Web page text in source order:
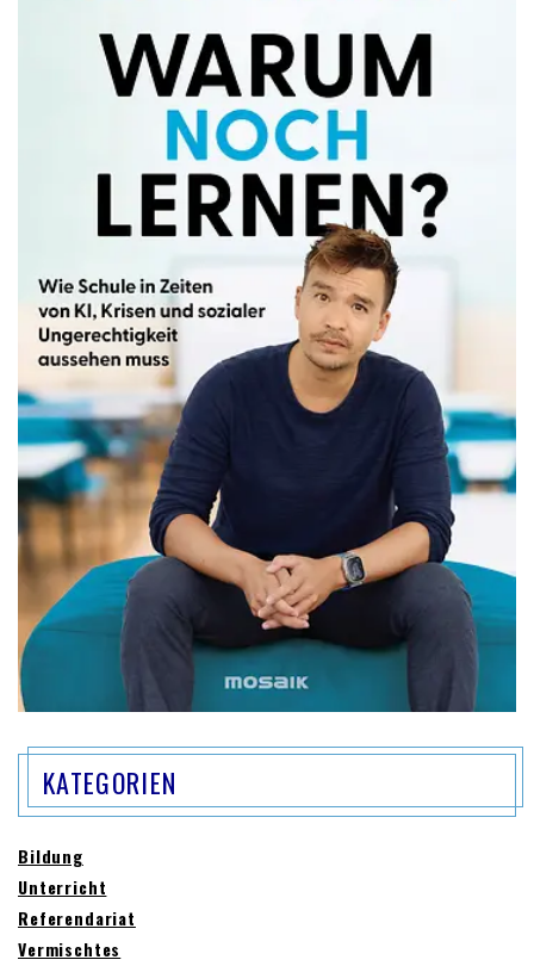
KATEGORIEN
Bildung
Unterricht
Referendariat
Vermischtes